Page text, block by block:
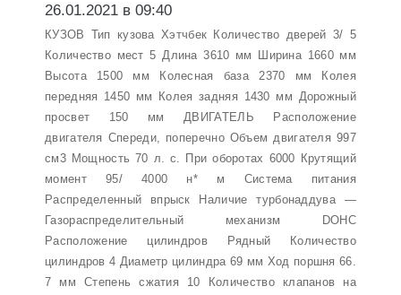
26.01.2021 в 09:40
КУЗОВ Тип кузова Хэтчбек Количество дверей 3/ 5
Количество мест 5 Длина 3610 мм Ширина 1660 мм
Высота 1500 мм Колесная база 2370 мм Колея
передняя 1450 мм Колея задняя 1430 мм Дорожный
просвет 150 мм ДВИГАТЕЛЬ Расположение
двигателя Спереди, поперечно Объем двигателя 997
см3 Мощность 70 л. с. При оборотах 6000 Крутящий
момент 95/ 4000 н* м Система питания
Распределенный впрыск Наличие турбонаддува —
Газораспределительный механизм DOHC
Расположение цилиндров Рядный Количество
цилиндров 4 Диаметр цилиндра 69 мм Ход поршня 66.
7 мм Степень сжатия 10 Количество клапанов на